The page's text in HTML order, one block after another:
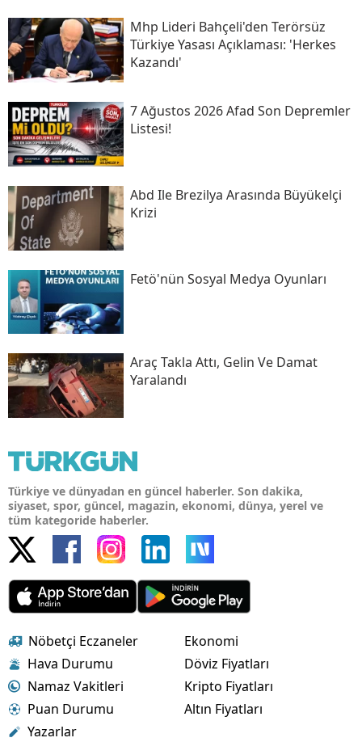
Mhp Lideri Bahçeli'den Terörsüz
Türkiye Yasası Açıklaması: 'herkes
Kazandı'
7 Ağustos 2026 Afad Son Depremler
Listesi!
Abd Ile Brezilya Arasında Büyükelçi
Krizi
Fetö'nün Sosyal Medya Oyunları
Araç Takla Attı, Gelin Ve Damat
Yaralandı
Türkiye ve dünyadan en güncel haberler. Son dakika,
siyaset, spor, güncel, magazin, ekonomi, dünya, yerel ve
tüm kategoride haberler.
Nöbetçi Eczaneler
Hava Durumu
Namaz Vakitleri
Puan Durumu
Yazarlar
Ekonomi
Döviz Fiyatları
Kripto Fiyatları
Altın Fiyatları